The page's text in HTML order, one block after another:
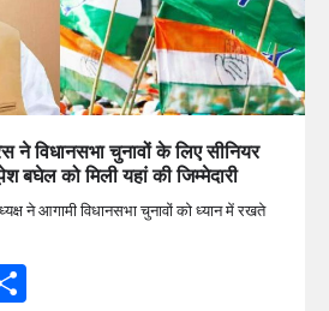
विधानसभा चुनावों के लिए सीनियर
बघेल को मिली यहां की जिम्मेदारी
ने आगामी विधानसभा चुनावों को ध्यान में रखते